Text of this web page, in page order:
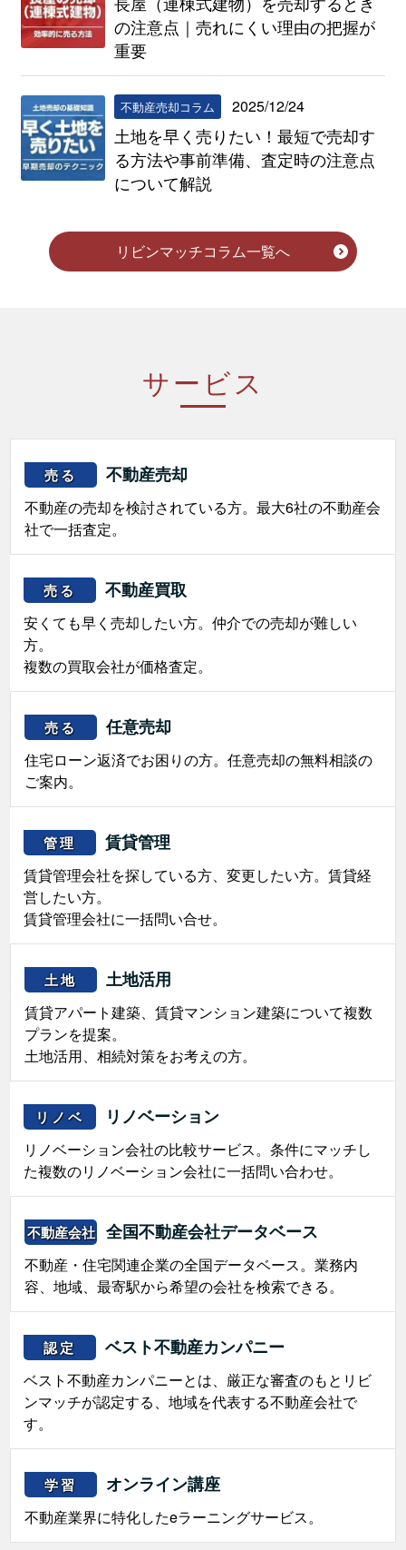
の注意点｜売れにくい理由の把握が
重要
不動産売却コラム 2025/12/24
土地を早く売りたい！最短で売却す
る方法や事前準備、査定時の注意点
について解説
リビンマッチコラム一覧へ
サービス
売る 不動産売却
不動産の売却を検討されている方。最大6社の不動産会
社で一括査定。
売る 不動産買取
安くても早く売却したい方。仲介での売却が難しい
方。
複数の買取会社が価格査定。
売る 任意売却
住宅ローン返済でお困りの方。任意売却の無料相談の
ご案内。
管理 賃貸管理
賃貸管理会社を探している方、変更したい方。賃貸経
営したい方。
賃貸管理会社に一括問い合せ。
土地 土地活用
賃貸アパート建築、賃貸マンション建築について複数
プランを提案。
土地活用、相続対策をお考えの方。
リノベ リノベーション
リノベーション会社の比較サービス。条件にマッチし
た複数のリノベーション会社に一括問い合わせ。
不動産会社 全国不動産会社データベース
不動産・住宅関連企業の全国データベース。業務内
容、地域、最寄駅から希望の会社を検索できる。
認定 ベスト不動産カンパニー
ベスト不動産カンパニーとは、厳正な審査のもとリビ
ンマッチが認定する、地域を代表する不動産会社で
す。
学習 オンライン講座
不動産業界に特化したeラーニングサービス。